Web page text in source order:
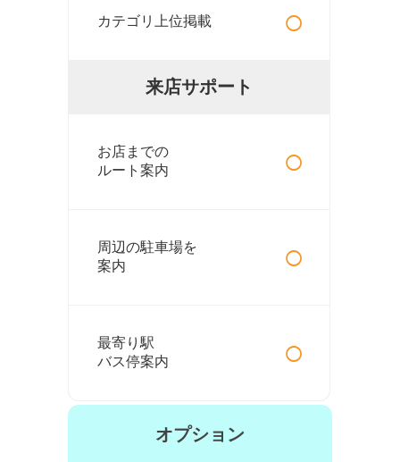
カテゴリ上位掲載 ○
来店サポート
お店までの
ルート案内
○
周辺の駐車場を
案内
○
最寄り駅
バス停案内
○
オプション